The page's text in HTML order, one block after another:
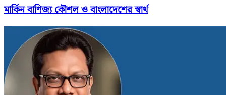
মার্কিন বাণিজ্য কৌশল ও বাংলাদেশের স্বার্থ